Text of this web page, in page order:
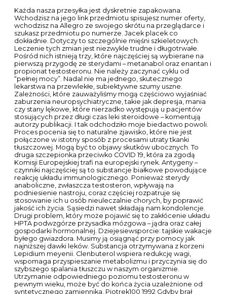
byłego gwiazdora. Musimy ją osiągnąć przy pomocy jak
najniższej dawki leków. Substancja otrzymywana z korzeni
Lepidium meyenii. Clenbuterol wspiera redukcję wagi,
wspomaga przyspieszanie metabolizmu i przyczynia się do
szybszego spalania tłuszczu w naszym organizmie.
Utrzymanie odpowiedniego poziomu testosteronu w
pewnym wieku, może być do końca życia uzależnione od
syntetycznego zamiennika. Piotrek100 1992 Gdyby brał
sterydy to by raczej nie mogł startować w zawodach Strong
Man. Astma alergiczna może natomiast powodować
zwiększenie odsetka krwinek kwasochłonnych eozynofili we
krwi obwodowej. 0 użytkowników, 0 gości, 0 anonimowych.
Sterydy anaboliczne najczęściej są produktami leczniczymi.
Stosowanie kortykosteroidów może powodować
zaburzenia widzenia. Odbiorcami przetwarzanych przez
Administratora danych osobowych będą podmioty
dostarczające i wspierające systemy teleinformatyczne
Administratora. Przychodzą wyniki krwi M O C Z N I K N I E M I E
R Z A L N Y. Objawy stosowania zbyt dużych dawek leku.
EXTRA INFORMACJE
Celem tego badania jest określenie skuteczności obu
artroskopowych operacji stawu kolanowego oraz
fizjoterapia w leczeniu nieobturacyjnych urazów łąkotek u
starszych pacjentów. Zapisz się do naszego newslettera.
Ścięgno Achillesa, nazywane również piętowym, to
największe ze ścięgien budujących ludzki organizm.
Dihydrokodeina jest dostępna w Polsce w postaci tabletek o
zmodyfikowanym uwalnianiu do podawania co 12 godzin.
Poza tym, pojawić się mogą hipoestezje, czyli poważne
zaburzenia odczuwania temperatury oraz dotyku. Ogólny
profil sterydu jest bardzo podobny do nandrolonu,
ponieważ jest on pochodną nandrolonu. Wszystkie z nich są
„zwykłymi” narzędziami treningu siłowego, których trzeba się
nauczyć używać. ⇒ Kliknij tutaj, aby uzyskać najnowszą ofertę